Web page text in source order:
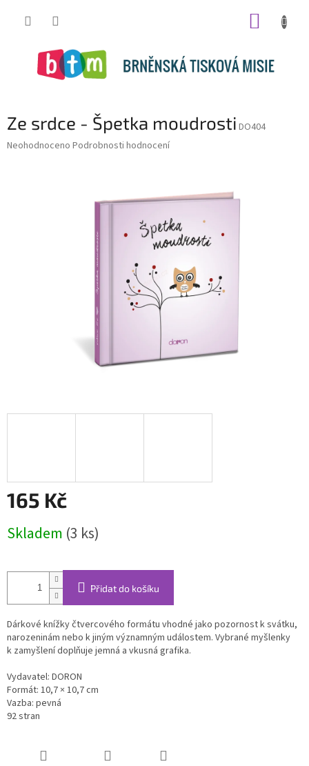
Ze srdce - Špetka moudrosti DO404
Průměrné
Neohodnoceno Podrobnosti hodnocení
165 Kč
cena:
Skladem (3 ks)
Přidat do košíku
Dárkové knížky čtvercového formátu vhodné jako pozornost k svátku,
narozeninám nebo k jiným významným událostem. Vybrané myšlenky
k zamyšlení doplňuje jemná a vkusná grafika.
Vydavatel: DORON
Formát: 10,7 × 10,7 cm
Vazba: pevná
92 stran